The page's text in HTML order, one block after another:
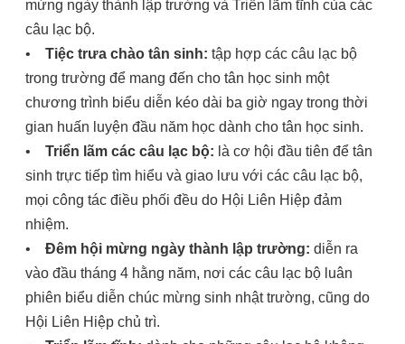
mừng ngày thành lập trường và Triển lãm tĩnh của các
câu lạc bộ.
•
Tiệc trưa chào tân sinh: tập hợp các câu lạc bộ
trong trường để mang đến cho tân học sinh một
chương trình biểu diễn kéo dài ba giờ ngay trong thời
gian huấn luyện đầu năm học dành cho tân học sinh.
•
Triển lãm các câu lạc bộ: là cơ hội đầu tiên để tân
sinh trực tiếp tìm hiểu và giao lưu với các câu lạc bộ,
mọi công tác điều phối đều do Hội Liên Hiệp đảm
nhiệm.
•
Đêm hội mừng ngày thành lập trường: diễn ra
vào đầu tháng 4 hằng năm, nơi các câu lạc bộ luân
phiên biểu diễn chúc mừng sinh nhật trường, cũng do
Hội Liên Hiệp chủ trì.